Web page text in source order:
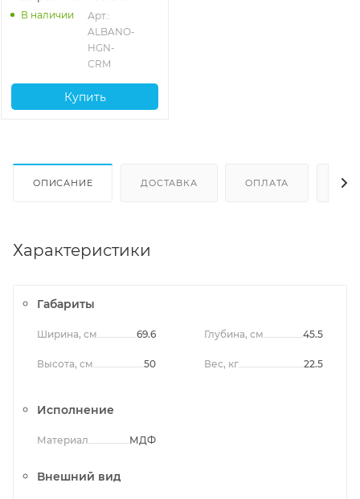
BelBagno ALBANO-HGN-
CRM, хром глянцевый
В наличии
Арт.:
ALBANO-
HGN-
CRM
Купить
ОПИСАНИЕ ДОСТАВКА ОПЛАТА
Характеристики
Габариты
Ширина, см 69.6
Высота, см 50
Глубина, см 45.5
Вес, кг 22.5
Исполнение
Материал МДФ
Внешний вид